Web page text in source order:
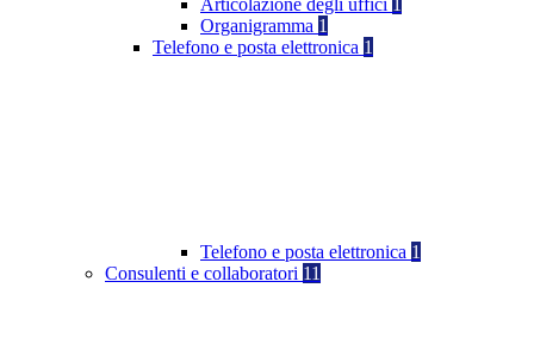
Articolazione degli uffici 1
Organigramma 1
Telefono e posta elettronica 1
Telefono e posta elettronica 1
Consulenti e collaboratori 11